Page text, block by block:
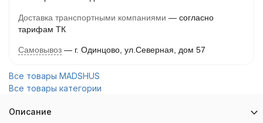
Доставка транспортными компаниями
согласно
тарифам ТК
Самовывоз г. Одинцово, ул.Северная, дом 57
Все товары MADSHUS
Все товары категории
Описание